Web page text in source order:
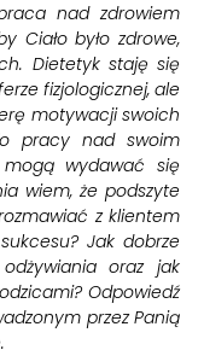
nad zdrowiem
Ciało było zdrowe,
Dietetyk staję się
fizjologicznej, ale
motywacji swoich
pracy nad swoim
wydawać się
wiem, że podszyte
z klientem
Jak dobrze
oraz jak
Odpowiedź
przez Panią